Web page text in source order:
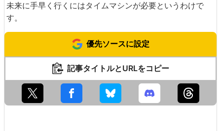
未来に手早く行くにはタイムマシンが必要というわけで
す。
優先ソースに設定
記事タイトルとURLをコピー